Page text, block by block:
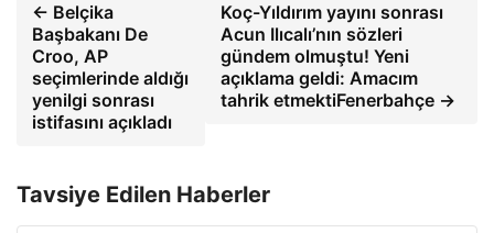
← Belçika
Başbakanı De
Croo, AP
seçimlerinde aldığı
yenilgi sonrası
istifasını açıkladı
Koç-Yıldırım yayını sonrası
Acun Ilıcalı’nın sözleri
gündem olmuştu! Yeni
açıklama geldi: Amacım
tahrik etmektiFenerbahçe →
Tavsiye Edilen Haberler